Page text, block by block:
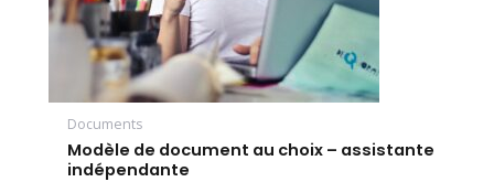
Documents
Modèle de document au choix – assistante
indépendante
choisies
sur
page